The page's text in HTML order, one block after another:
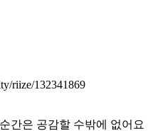
riize/132341869